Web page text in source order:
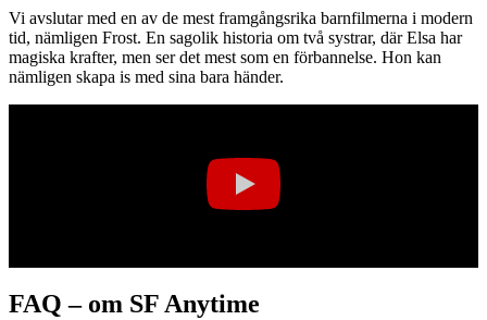
Vi avslutar med en av de mest framgångsrika barnfilmerna i modern
tid, nämligen Frost. En sagolik historia om två systrar, där Elsa har
magiska krafter, men ser det mest som en förbannelse. Hon kan
nämligen skapa is med sina bara händer.
FAQ – om SF Anytime